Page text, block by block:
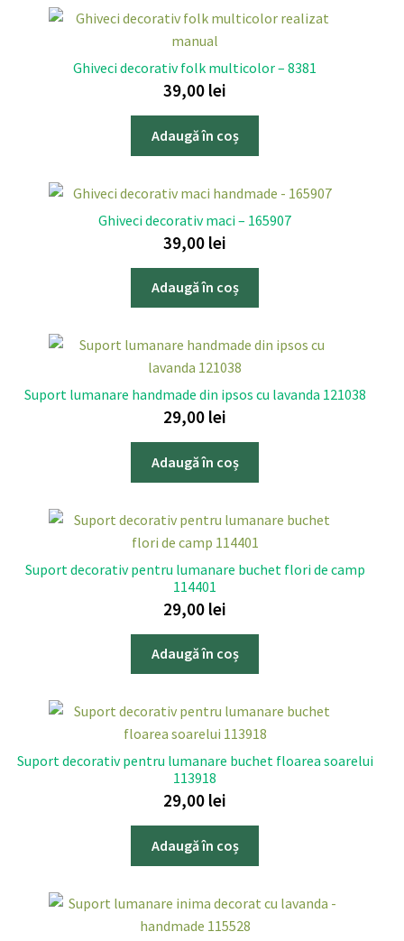
Ghiveci decorativ folk multicolor – 8381
39,00 lei
Adaugă în coș
Ghiveci decorativ maci – 165907
39,00 lei
Adaugă în coș
Suport lumanare handmade din ipsos cu lavanda 121038
29,00 lei
Adaugă în coș
Suport decorativ pentru lumanare buchet flori de camp
114401
29,00 lei
Adaugă în coș
Suport decorativ pentru lumanare buchet floarea soarelui
113918
29,00 lei
Adaugă în coș